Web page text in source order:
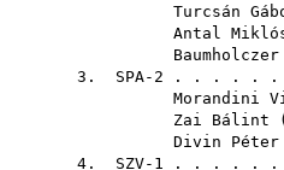
Turcsán
Antal
3. SPA-2 . . . . .
Morandini
Zai Bálint (
Divin Péter
4. SZV-1 . . . . .